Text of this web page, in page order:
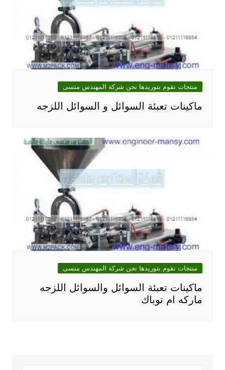
منتجات نقوم بتوريدها نحن شركة المهندس منسى
ماكينات تعبئة السوائل و السوائل اللزجه
منتجات نقوم بتوريدها نحن شركة المهندس منسى
ماكينات تعبئة السوائل والسوائل اللزجه
ماركه ام توباك